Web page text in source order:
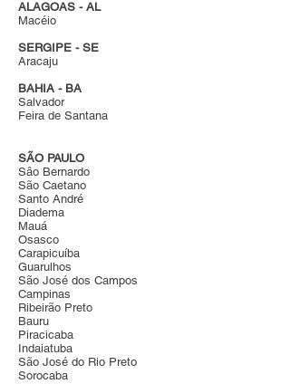
ALAGOAS - AL
Macéio
SERGIPE - SE
Aracaju
BAHIA - BA
Salvador
Feira de Santana
SÃO PAULO
Sâo Bernardo
São Caetano
Santo André
Diadema
Mauá
Osasco
Carapicuíba
Guarulhos
São José dos Campos
Campinas
Ribeirão Preto
Bauru
Piracicaba
Indaiatuba
São José do Rio Preto
Sorocaba